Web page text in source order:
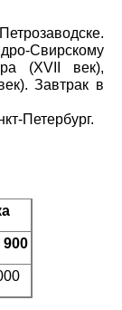
Свирскому
(XVII век),
Завтрак в
Петербург.
900